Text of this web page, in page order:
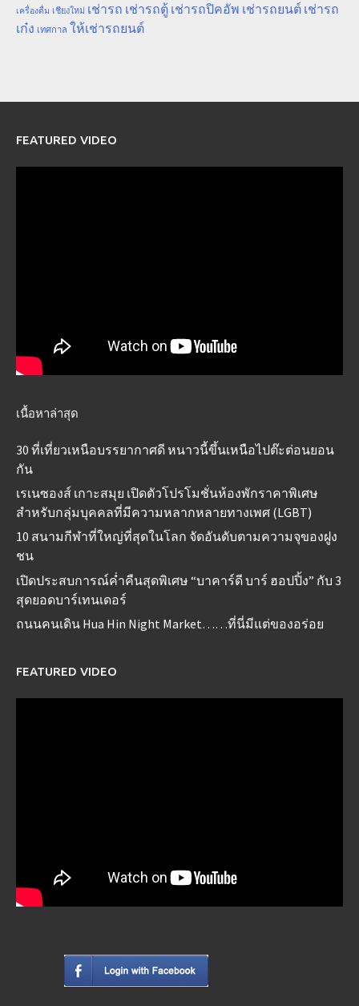
เครื่องดื่ม เชียงใหม่ เช่ารถ เช่ารถตู้ เช่ารถปิคอัพ เช่ารถยนต์ เช่ารถ
เก๋ง เทศกาล ให้เช่ารถยนต์
FEATURED VIDEO
เนื้อหาล่าสุด
30 ที่เที่ยวเหนือบรรยากาศดี หนาวนี้ขึ้นเหนือไปต๊ะต่อนยอน
กัน
เรเนซองส์ เกาะสมุย เปิดตัวโปรโมชั่นห้องพักราคาพิเศษ
สำหรับกลุ่มบุคคลที่มีความหลากหลายทางเพศ (LGBT)
10 สนามกีฬาที่ใหญ่ที่สุดในโลก จัดอันดับตามความจุของฝูง
ชน
เปิดประสบการณ์ค่ำคืนสุดพิเศษ “บาคาร์ดี บาร์ ฮอปปิ้ง” กับ 3
สุดยอดบาร์เทนเดอร์
ถนนคนเดิน Hua Hin Night Market……ที่นี่มีแต่ของอร่อย
FEATURED VIDEO